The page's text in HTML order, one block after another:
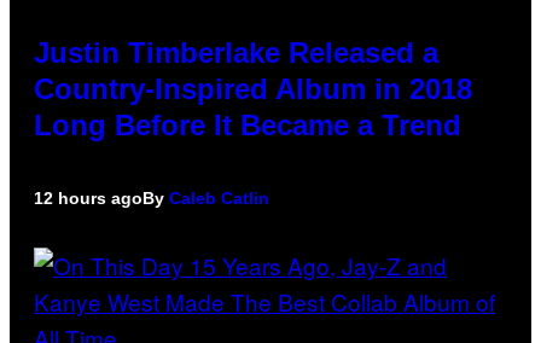
Justin Timberlake Released a
Country-Inspired Album in 2018
Long Before It Became a Trend
12 hours agoBy Caleb Catlin